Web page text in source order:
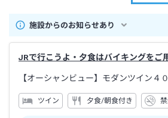
施設からのお知らせあり
JRで行こうよ・夕食はバイキングをご
【オーシャンビュー】モダンツイン
ツイン 夕食/朝食付き